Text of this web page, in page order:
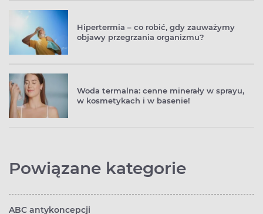
Hipertermia – co robić, gdy zauważymy
objawy przegrzania organizmu?
Woda termalna: cenne minerały w sprayu,
w kosmetykach i w basenie!
Powiązane kategorie
ABC antykoncepcji